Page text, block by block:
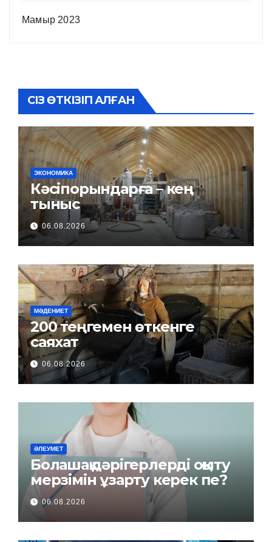
Мамыр 2023
СІЗ ӨТКІЗІП АЛҒАН
ЭКОНОМИКА
Кәсіпорындарға – кең
тыныс
06.08.2026
МӘДЕНИЕТ
200 теңгемен өткенге
саяхат
06.08.2026
ӘЛЕУМЕТ
Болашақ дәрігерлерді оқыту
мерзімін ұзарту керек пе?
06.08.2026